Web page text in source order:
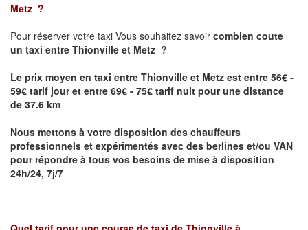
Metz ?
Pour réserver votre taxi Vous souhaitez savoir combien coute
un taxi entre Thionville et Metz ?
Le prix moyen en taxi entre Thionville et Metz est entre 56€ -
59€ tarif jour et entre 69€ - 75€ tarif nuit pour une distance
de 37.6 km
Nous mettons à votre disposition des chauffeurs
professionnels et expérimentés avec des berlines et/ou VAN
pour répondre à tous vos besoins de mise à disposition
24h/24, 7j/7